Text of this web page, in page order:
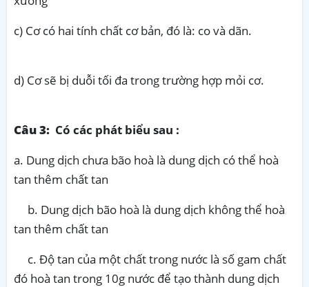
c) Cơ có hai tính chất cơ bản, đó là: co và dãn.
d) Cơ sẽ bị duỗi tối đa trong trường hợp mỏi cơ.
Câu 3: Có các phát biểu sau :
a. Dung dịch chưa bão hoà là dung dịch có thể hoà
tan thêm chất tan
b. Dung dịch bão hoà là dung dịch không thể hoà
tan thêm chất tan
c. Độ tan của một chất trong nước là số gam chất
đó hoà tan trong 10g nước để tạo thành dung dịch